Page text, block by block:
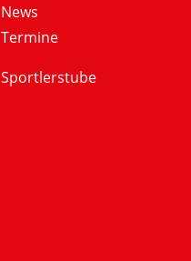
News
Termine
Sportlerstube